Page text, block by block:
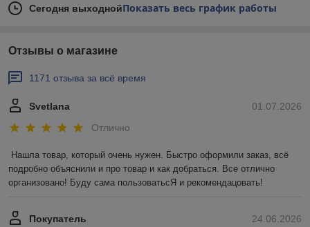
Сегодня выходнойПоказать весь график работы
Отзывы о магазине
1171 отзыва за всё время
01.07.2026
Svetlana
Отлично
Нашла товар, который очень нужен. Быстро оформили заказ, всё
подробно объяснили и про товар и как добраться. Все отлично
организовано! Буду сама пользоватьсЯ и рекомендацовать!
24.06.2026
Покупатель